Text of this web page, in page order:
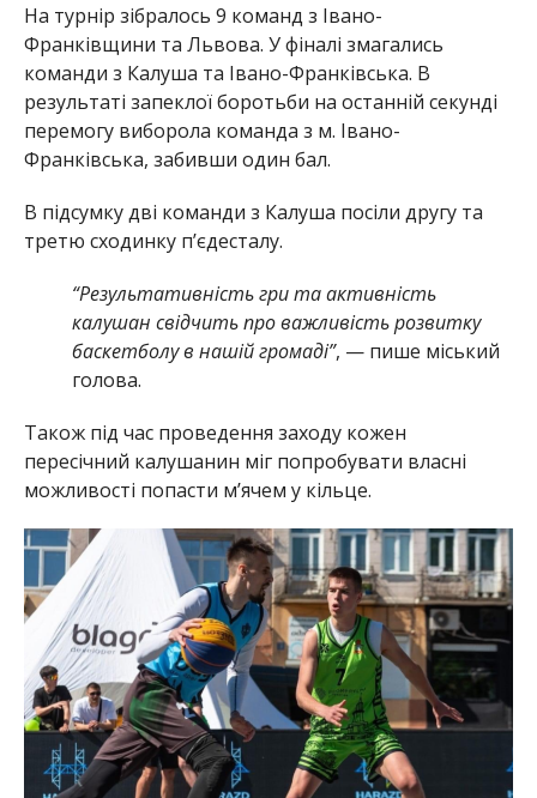
На турнір зібралось 9 команд з Івано-
Франківщини та Львова. У фіналі змагались
команди з Калуша та Івано-Франківська. В
результаті запеклої боротьби на останній секунді
перемогу виборола команда з м. Івано-
Франківська, забивши один бал.
В підсумку дві команди з Калуша посіли другу та
третю сходинку п’єдесталу.
“Результативність гри та активність
калушан свідчить про важливість розвитку
баскетболу в нашій громаді”, — пише міський
голова.
Також під час проведення заходу кожен
пересічний калушанин міг попробувати власні
можливості попасти м’ячем у кільце.